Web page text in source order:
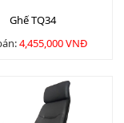
Ghế TQ34
4,455,000 VNĐ